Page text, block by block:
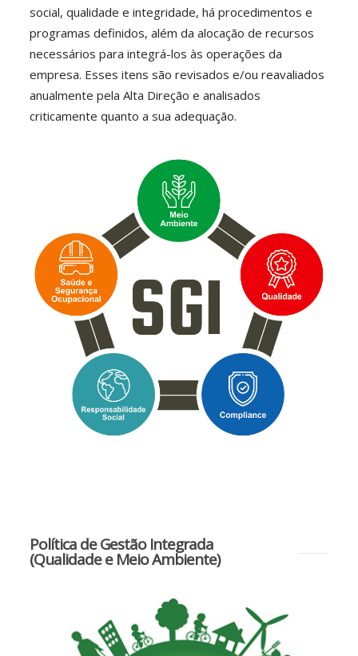
social, qualidade e integridade, há procedimentos e
programas definidos, além da alocação de recursos
necessários para integrá-los às operações da
empresa. Esses itens são revisados e/ou reavaliados
anualmente pela Alta Direção e analisados
criticamente quanto a sua adequação.
Política de Gestão Integrada
(Qualidade e Meio Ambiente)